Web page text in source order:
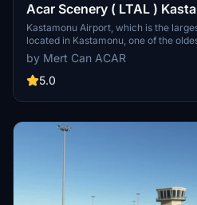
Acar Scenery ( LTAL )
Kastamonu Airport, which is the
located in Kastamonu, one of the
airport, which was opened in the
traffic due to periodic repairs and
in 2013 for the last time. The airport,
traffic. It is possible to reach
connecting flights from any city in
by Mert Can ACAR
5.0